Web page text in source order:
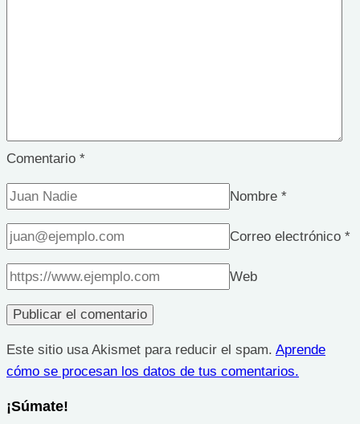
Comentario *
Nombre *
Correo electrónico *
Web
Este sitio usa Akismet para reducir el spam. Aprende
cómo se procesan los datos de tus comentarios.
¡Súmate!